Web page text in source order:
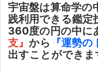
宇宙盤は算命学の
践利用できる鑑定
360度の円の中に
支』 から 『運勢
出すことができま